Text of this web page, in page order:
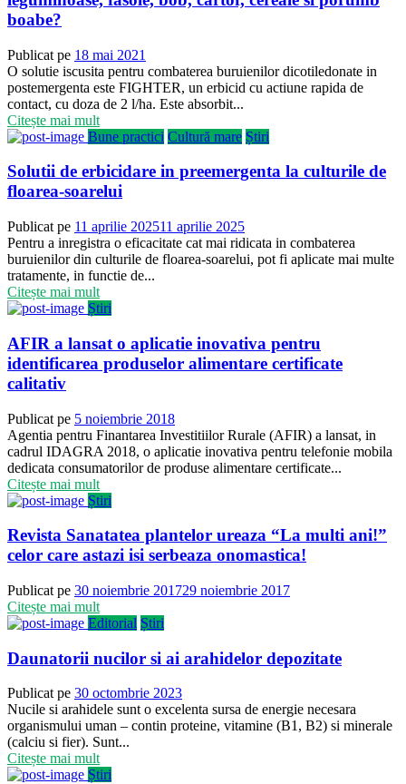
boabe?
Publicat pe 18 mai 2021
O solutie iscusita pentru combaterea buruienilor dicotiledonate in
postemergenta este FIGHTER, un erbicid cu actiune rapida de
contact, cu doza de 2 l/ha. Este absorbit...
Citește mai mult
Bune practici Cultură mare Știri
Solutii de erbicidare in preemergenta la culturile de
floarea-soarelui
Publicat pe 11 aprilie 202511 aprilie 2025
Pentru a inregistra o eficacitate cat mai ridicata in combaterea
buruienilor din culturile de floarea-soarelui, pot fi aplicate mai multe
tratamente, in functie de...
Citește mai mult
Știri
AFIR a lansat o aplicatie inovativa pentru
identificarea produselor alimentare certificate
calitativ
Publicat pe 5 noiembrie 2018
Agentia pentru Finantarea Investitiilor Rurale (AFIR) a lansat, in
cadrul IDAGRA 2018, o aplicatie inovativa pentru telefonie mobila
dedicata consumatorilor de produse alimentare certificate...
Citește mai mult
Știri
Revista Sanatatea plantelor ureaza “La multi ani!”
celor care astazi isi serbeaza onomastica!
Publicat pe 30 noiembrie 201729 noiembrie 2017
Citește mai mult
Editorial Știri
Daunatorii nucilor si ai arahidelor depozitate
Publicat pe 30 octombrie 2023
Nucile si arahidele sunt o excelenta sursa de energie necesara
organismului uman – contin proteine, vitamine (B1, B2) si minerale
(calciu si fier). Sunt...
Citește mai mult
Știri